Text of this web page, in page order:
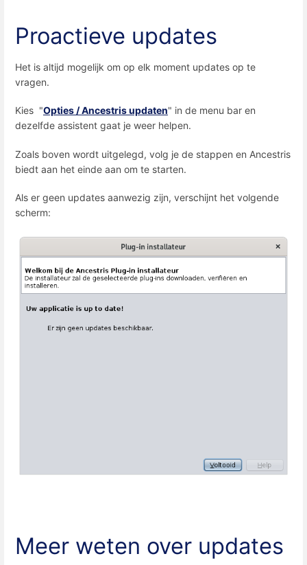
Proactieve updates
Het is altijd mogelijk om op elk moment updates op te
vragen.
Kies "Opties / Ancestris updaten" in de menu bar en
dezelfde assistent gaat je weer helpen.
Zoals boven wordt uitgelegd, volg je de stappen en Ancestris
biedt aan het einde aan om te starten.
Als er geen updates aanwezig zijn, verschijnt het volgende
scherm:
Meer weten over updates